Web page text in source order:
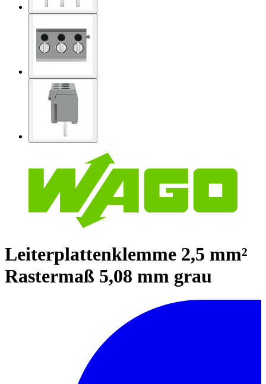
Leiterplattenklemme 2,5 mm²
Rastermaß 5,08 mm grau